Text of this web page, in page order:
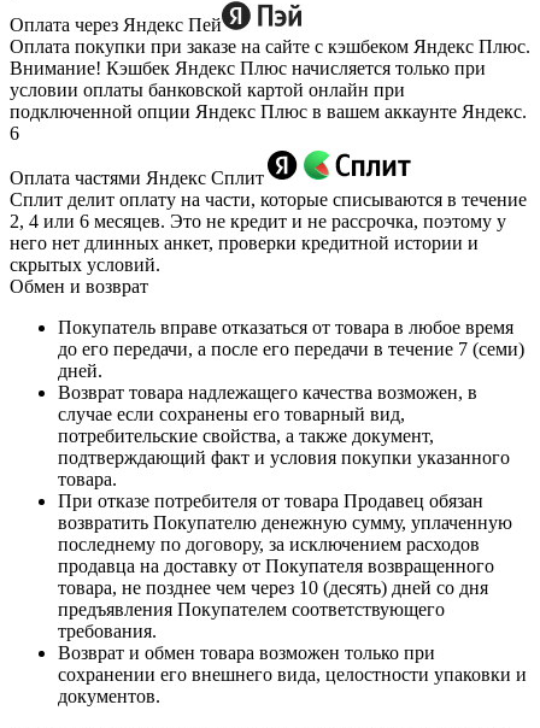
Оплата через Яндекс Пей
Оплата покупки при заказе на сайте с кэшбеком Яндекс Плюс.
Внимание! Кэшбек Яндекс Плюс начисляется только при
условии оплаты банковской картой онлайн при
подключенной опции Яндекс Плюс в вашем аккаунте Яндекс.
6
Оплата частями Яндекс Сплит
Сплит делит оплату на части, которые списываются в течение
2, 4 или 6 месяцев. Это не кредит и не рассрочка, поэтому у
него нет длинных анкет, проверки кредитной истории и
скрытых условий.
Обмен и возврат
Покупатель вправе отказаться от товара в любое время
до его передачи, а после его передачи в течение 7 (семи)
дней.
Возврат товара надлежащего качества возможен, в
случае если сохранены его товарный вид,
потребительские свойства, а также документ,
подтверждающий факт и условия покупки указанного
товара.
При отказе потребителя от товара Продавец обязан
возвратить Покупателю денежную сумму, уплаченную
последнему по договору, за исключением расходов
продавца на доставку от Покупателя возвращенного
товара, не позднее чем через 10 (десять) дней со дня
предъявления Покупателем соответствующего
требования.
Возврат и обмен товара возможен только при
сохранении его внешнего вида, целостности упаковки и
документов.